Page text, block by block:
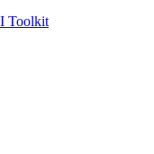
Toolkit